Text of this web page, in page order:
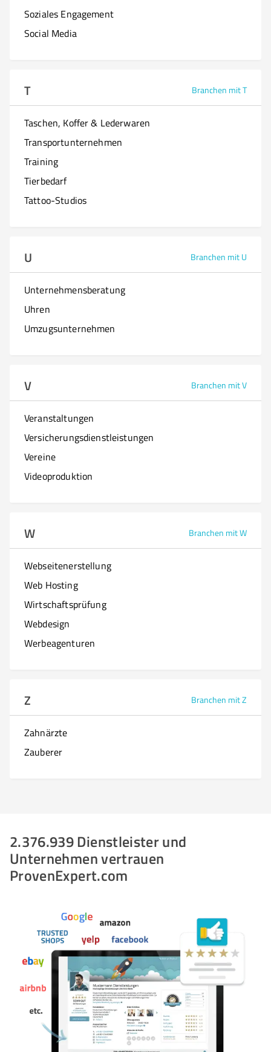
Soziales Engagement
Social Media
T Branchen mit T
Taschen, Koffer & Lederwaren
Transportunternehmen
Training
Tierbedarf
Tattoo-Studios
U Branchen mit U
Unternehmensberatung
Uhren
Umzugsunternehmen
V Branchen mit V
Veranstaltungen
Versicherungsdienstleistungen
Vereine
Videoproduktion
W Branchen mit W
Webseitenerstellung
Web Hosting
Wirtschaftsprüfung
Webdesign
Werbeagenturen
Z Branchen mit Z
Zahnärzte
Zauberer
2.376.939 Dienstleister und
Unternehmen vertrauen
ProvenExpert.com